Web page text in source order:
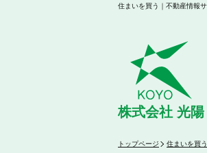
株式会社 光陽
トップページ 住まいを買う